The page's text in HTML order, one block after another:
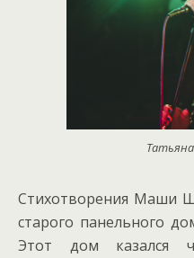
Стихотворения Маши
старого панельного
Этот дом казался